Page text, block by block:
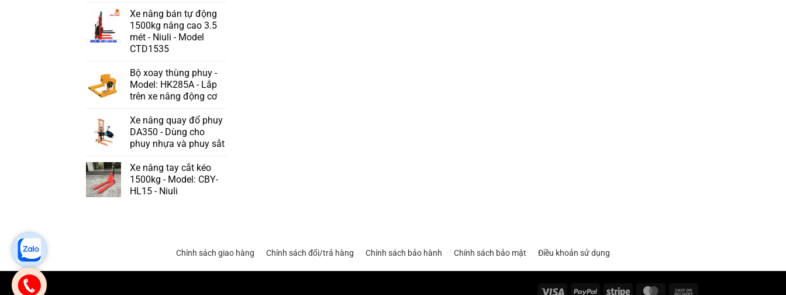
Xe nâng bán tự động
1500kg nâng cao 3.5
mét - Niuli - Model
CTD1535
Bộ xoay thùng phuy -
Model: HK285A - Lắp
trên xe nâng động cơ
Xe nâng quay đổ phuy
DA350 - Dùng cho
phuy nhựa và phuy sắt
Xe nâng tay cắt kéo
1500kg - Model: CBY-
HL15 - Niuli
Chính sách giao hàng Chính sách đổi/trả hàng Chính sách bảo hành Chính sách bảo mật Điều khoản sử dụng
Visa PayPal Stripe MasterCard